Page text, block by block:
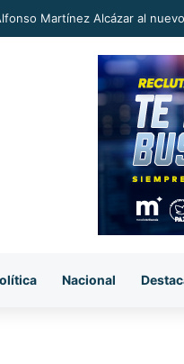
a proceso al «R1» por
Nacional